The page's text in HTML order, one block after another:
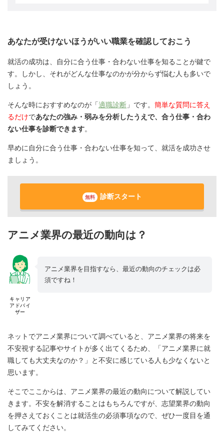
あなたが受けないほうがいい職業を確認しておこう
就活の成功は、自分に合う仕事・合わない仕事を知ることが鍵で
す。しかし、それがどんな仕事なのかが分からず悩む人も多いで
しょう。
そんな時におすすめなのが「適職診断 」です。 簡単な質問に答え
るだけであなたの強み・弱みを分析したうえで、合う仕事・合わ
ない仕事を診断できます。
早めに自分に合う仕事・合わない仕事を知って、就活を成功させ
ましょう。
無料 診断スタート
アニメ業界の最近の動向は？
キャリア
アドバイ
ザー
アニメ業界を目指すなら、最近の動向のチェックは必
須ですね！
ネットでアニメ業界について調べていると、アニメ業界の将来を
不安視する記事やサイトが多く出てくるため、「アニメ業界に就
職しても大丈夫なのか？」と不安に感じている人も少なくないと
思います。
そこでここからは、アニメ業界の最近の動向について解説してい
きます。不安を解消することはもちろんですが、志望業界の動向
を押さえておくことは就活生の必須事項なので、ぜひ一度目を通
してみてください。